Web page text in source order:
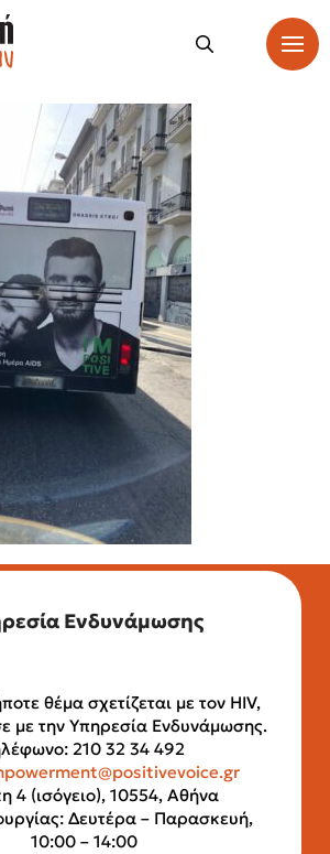
Ενδυνάμωσης
θέμα σχετίζεται με τον HIV,
με την Υπηρεσία Ενδυνάμωσης.
210 32 34 492
4 (ισόγειο), 10554, Αθήνα
Δευτέρα – Παρασκευή,
10:00 – 14:00